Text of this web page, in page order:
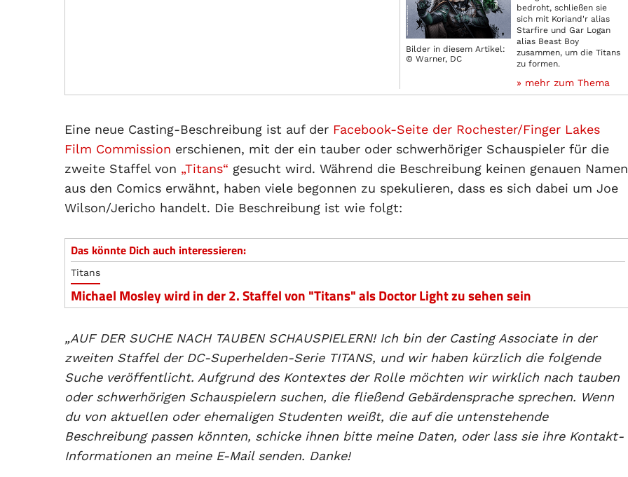
Bilder in diesem Artikel:
© Warner, DC
bedroht, schließen sie
sich mit Koriand'r alias
Starfire und Gar Logan
alias Beast Boy
zusammen, um die Titans
zu formen.
» mehr zum Thema
Eine neue Casting-Beschreibung ist auf der Facebook-Seite der Rochester/Finger Lakes
Film Commission erschienen, mit der ein tauber oder schwerhöriger Schauspieler für die
zweite Staffel von „Titans“ gesucht wird. Während die Beschreibung keinen genauen Namen
aus den Comics erwähnt, haben viele begonnen zu spekulieren, dass es sich dabei um Joe
Wilson/Jericho handelt. Die Beschreibung ist wie folgt:
Das könnte Dich auch interessieren:
Titans
Michael Mosley wird in der 2. Staffel von "Titans" als Doctor Light zu sehen sein
„AUF DER SUCHE NACH TAUBEN SCHAUSPIELERN! Ich bin der Casting Associate in der
zweiten Staffel der DC-Superhelden-Serie TITANS, und wir haben kürzlich die folgende
Suche veröffentlicht. Aufgrund des Kontextes der Rolle möchten wir wirklich nach tauben
oder schwerhörigen Schauspielern suchen, die fließend Gebärdensprache sprechen. Wenn
du von aktuellen oder ehemaligen Studenten weißt, die auf die untenstehende
Beschreibung passen könnten, schicke ihnen bitte meine Daten, oder lass sie ihre Kontakt-
Informationen an meine E-Mail senden. Danke!